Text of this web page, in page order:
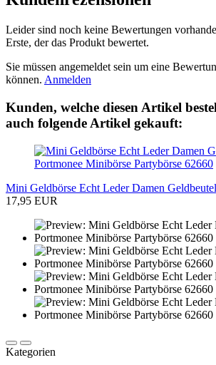
Leider sind noch keine Bewertungen
Erste, der das Produkt bewertet.
Sie müssen angemeldet sein um eine
können. Anmelden
Kunden, welche diesen Artikel
auch folgende Artikel gekauft:
Mini Geldbörse Echt Leder Damen
17,95 EUR
Kategorien